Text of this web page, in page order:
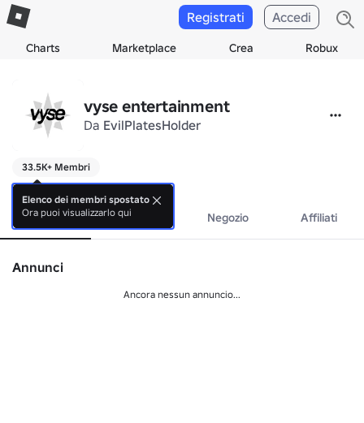
Charts Marketplace Crea Robux
Registrati Accedi
vyse entertainment
Da EvilPlatesHolder
33.5K+ Membri
vyse
Info Eventi Negozio Affiliati
Annunci
Ancora nessun annuncio...
Elenco dei membri spostato
Ora puoi visualizzarlo qui